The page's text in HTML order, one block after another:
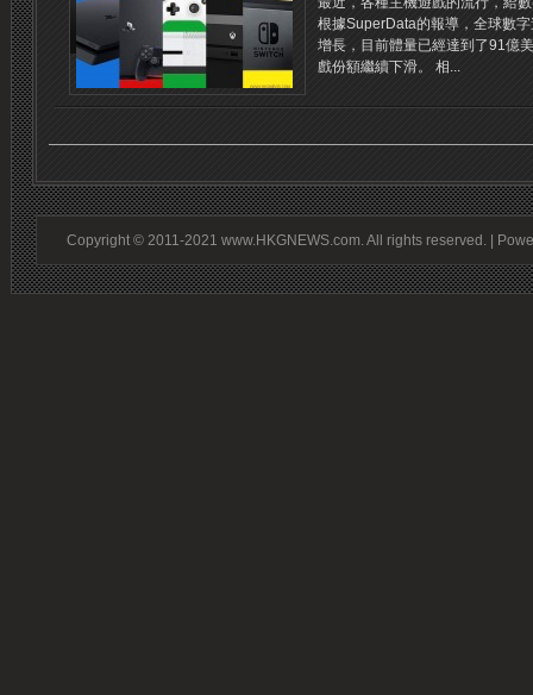
根據SuperData的報導，全球數
增長，目前體量已經達到了91億
戲份額繼續下滑。 相...
Copyright © 2011-2021 www.HKGNEWS.com. All rights reserved. |